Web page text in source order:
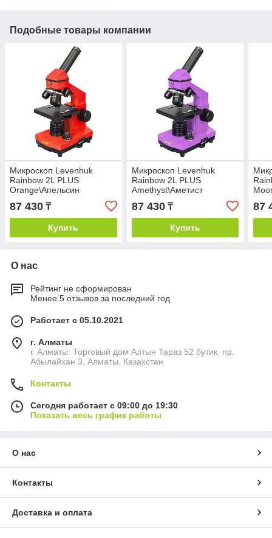
Подобные товары компании
Микроскоп Levenhuk
Rainbow 2L PLUS
Orange\Апельсин
87 430 ₸
Купить
Микроскоп Levenhuk
Rainbow 2L PLUS
Amethyst\Аметист
87 430₸
Купить
87
О нас
Рейтинг не сформирован
Менее 5 отзывов за последний год
Работает с 05.10.2021
г. Алматы
г. Алматы: Торговый дом Алтын Тараз 52 бутик, пр.
Абылайхан 3, Алматы, Казахстан
Контакты
Сегодня работает с 09:00 до 19:30
Показать весь график работы
О нас
Контакты
Доставка и оплата